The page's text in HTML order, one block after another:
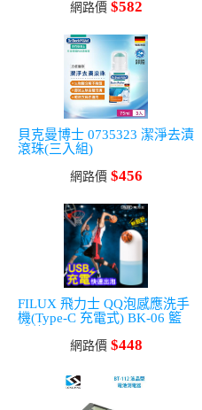
網路價 $582
貝克曼博士 0735323 潔淨去漬
滾珠(三入組)
網路價 $456
FILUX 飛力士 QQ泡感應洗手
機(Type-C 充電式) BK-06 籃
網路價 $448